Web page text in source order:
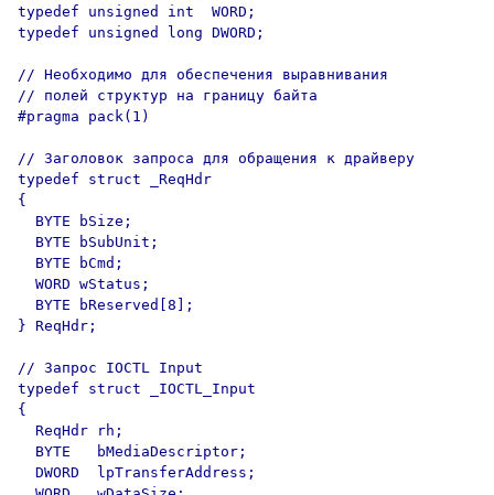
typedef unsigned int  WORD;
typedef unsigned long DWORD;
// Необходимо для обеспечения выравнивания
// полей структур на границу байта
#pragma pack(1)
// Заголовок запроса для обращения к драйверу
typedef struct _ReqHdr
{
  BYTE bSize;
  BYTE bSubUnit;
  BYTE bCmd;
  WORD wStatus;
  BYTE bReserved[8];
} ReqHdr;
// Запрос IOCTL Input
typedef struct _IOCTL_Input
{
  ReqHdr rh;
  BYTE   bMediaDescriptor;
  DWORD  lpTransferAddress;